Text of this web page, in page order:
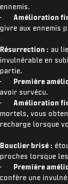
ennemis.
· Amélioration
givre aux ennemis
Résurrection : au
invulnérable en
partie.
·
Première
avoir survécu.
· Amélioration
mortels, vous
recharge lorsque
Bouclier brisé :
proches lorsque
·
Première
confère une